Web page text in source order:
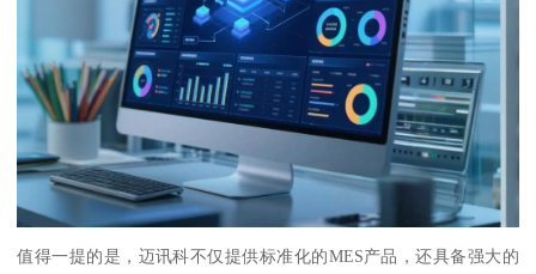
值得一提的是，迈讯科不仅提供标准化的MES产品，还具备强大的